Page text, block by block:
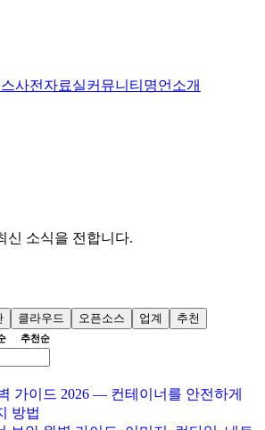
사전 자료실커뮤니티 명언 소개
신 소식을 전합니다.
클라우드 오픈소스 업계 추천
추천순
가이드 2026 — 컨테이너를 안전하게
방법